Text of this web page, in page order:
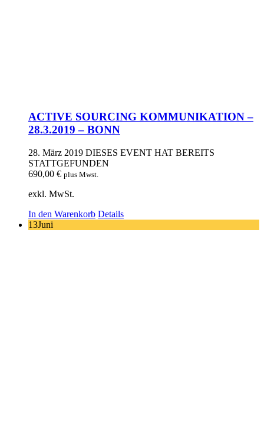
ACTIVE SOURCING KOMMUNIKATION –
28.3.2019 – BONN
28. März 2019 DIESES EVENT HAT BEREITS
STATTGEFUNDEN
690,00 € plus Mwst.
exkl. MwSt.
In den Warenkorb Details
13Juni